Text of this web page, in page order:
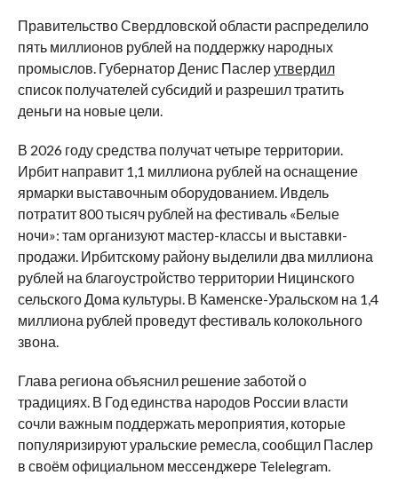
Правительство Свердловской области распределило
пять миллионов рублей на поддержку народных
промыслов. Губернатор Денис Паслерутвердил
список получателей субсидий и разрешил тратить
деньги на новые цели.
В 2026 году средства получат четыре территории.
Ирбит направит 1,1 миллиона рублей на оснащение
ярмарки выставочным оборудованием. Ивдель
потратит 800 тысяч рублей на фестиваль «Белые
ночи»: там организуют мастер-классы и выставки-
продажи. Ирбитскому району выделили два миллиона
рублей на благоустройство территории Ницинского
сельского Дома культуры. В Каменске-Уральском на 1,4
миллиона рублей проведут фестиваль колокольного
звона.
Глава региона объяснил решение заботой о
традициях. В Год единства народов России власти
сочли важным поддержать мероприятия, которые
популяризируют уральские ремесла, сообщил Паслер
в своём официальном мессенджере Telelegram.